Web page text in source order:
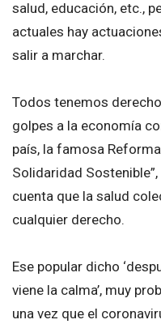
salud, educación, etc.,
actuales hay
salir a marchar.
Todos tenemos
golpes a la economía
país, la famosa
Solidaridad
cuenta que la salud
cualquier derecho.
Ese popular dicho
viene la calma’, muy
una vez que el